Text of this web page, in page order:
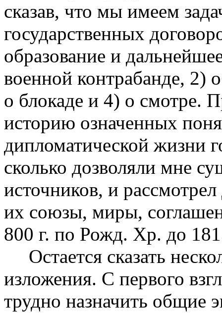
сказав, что мы имеем
государственных
образование и
военной контрабанде, 2)
о блокаде и 4) о смотре.
историю означенных
дипломатической жизни
сколько дозволяли мне
источников, и
их союзы, миры,
800 г. по Рожд. Хр. до
Остается сказать
изложения. С первого
трудно назначить общие